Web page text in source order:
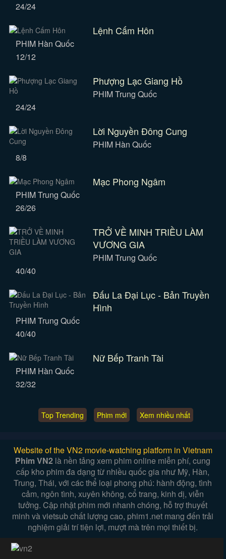
24/24
Lệnh Cấm Hôn
PHIM Hàn Quốc
12/12
Phượng Lạc Giang Hồ
PHIM Trung Quốc
24/24
Lời Nguyền Đông Cung
PHIM Hàn Quốc
8/8
Mạc Phong Ngâm
PHIM Trung Quốc
26/26
TRỞ VỀ MINH TRIỀU LÀM
VƯƠNG GIA
PHIM Trung Quốc
40/40
Đấu La Đại Lục - Bản Truyền
Hình
PHIM Trung Quốc
40/40
Nữ Bếp Tranh Tài
PHIM Hàn Quốc
32/32
Top Trending Phim mới Xem nhiều nhất
Website of the VN2 movie-watching platform in Vietnam
Phim VN2 là nền tảng xem phim online miễn phí, cung
cấp kho phim đa dạng từ nhiều quốc gia như Mỹ, Hàn,
Trung, Thái, với các thể loại phong phú: hành động, tình
cảm, ngôn tình, xuyên không, cổ trang, kinh dị, viễn
tưởng. Cập nhật phim mới nhanh chóng, hỗ trợ thuyết
minh và vietsub chất lượng cao, phim1.net mang đến trải
nghiệm giải trí tiện lợi, mượt mà trên mọi thiết bị.